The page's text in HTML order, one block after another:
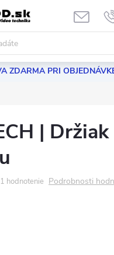
ZDARMA PRI
|
1 hodnotenie Podrobnosti